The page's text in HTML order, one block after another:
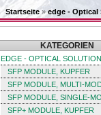
Startseite»edge - Optical
KATEGORIEN
EDGE - OPTICAL
SFP MODULE, KUPFER
SFP MODULE, MULTI-
SFP MODULE, SINGLE-
SFP+ MODULE, KUPFER